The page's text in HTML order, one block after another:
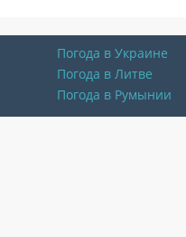
Погода в Украине
Погода в Литве
Погода в Румынии